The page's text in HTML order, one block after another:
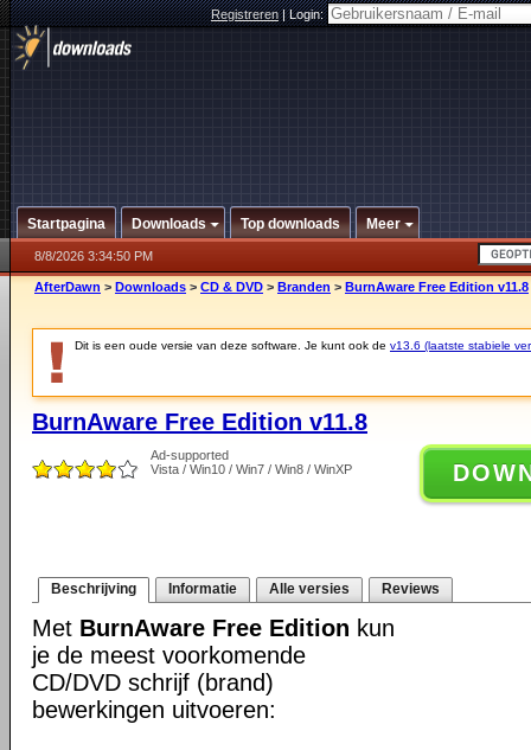
Registreren|Login:
Startpagina Downloads Top downloads Meer
8/8/2026 3:34:50 PM
AfterDawn > Downloads > CD & DVD > Branden > BurnAware Free Edition v11.8
Dit is een oude versie van deze software. Je kunt ook de v13.6 (laatste stabiele
BurnAware Free Edition v11.8
Ad-supported
Vista / Win10 / Win7 / Win8 / WinXP
Beschrijving Informatie Alle versies Reviews
Met BurnAware Free Edition kun
je de meest voorkomende
CD/DVD schrijf (brand)
bewerkingen uitvoeren: